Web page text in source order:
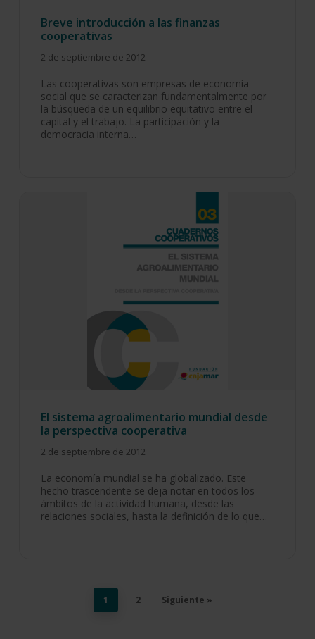
Breve introducción a las finanzas
cooperativas
2 de septiembre de 2012
Las cooperativas son empresas de economía
social que se caracterizan fundamentalmente por
la búsqueda de un equilibrio equitativo entre el
capital y el trabajo. La participación y la
democracia interna…
El sistema agroalimentario mundial desde
la perspectiva cooperativa
2 de septiembre de 2012
La economía mundial se ha globalizado. Este
hecho trascendente se deja notar en todos los
ámbitos de la actividad humana, desde las
relaciones sociales, hasta la definición de lo que…
1 2 Siguiente »